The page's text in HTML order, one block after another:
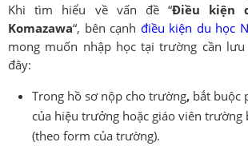
Khi tìm hiểu về vấn đề “Điều kiện
Komazawa“, bên cạnh điều kiện du học
mong muốn nhập học tại trường cần
đây:
Trong hồ sơ nộp cho trường, bắt buộc
của hiệu trưởng hoặc giáo viên trường
(theo form của trường).